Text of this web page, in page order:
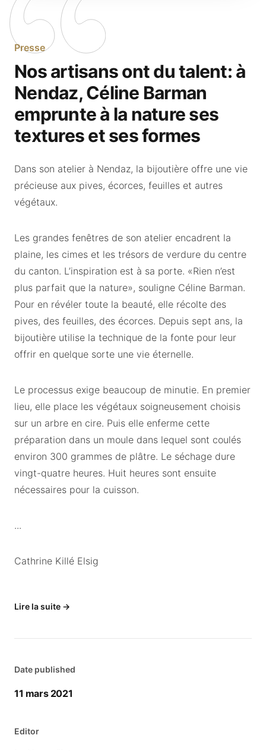
Presse
Nos artisans ont du talent: à
Nendaz, Céline Barman
emprunte à la nature ses
textures et ses formes
Dans son atelier à Nendaz, la bijoutière offre une vie
précieuse aux pives, écorces, feuilles et autres
végétaux.
Les grandes fenêtres de son atelier encadrent la
plaine, les cimes et les trésors de verdure du centre
du canton. L’inspiration est à sa porte. «Rien n’est
plus parfait que la nature», souligne Céline Barman.
Pour en révéler toute la beauté, elle récolte des
pives, des feuilles, des écorces. Depuis sept ans, la
bijoutière utilise la technique de la fonte pour leur
offrir en quelque sorte une vie éternelle.
Le processus exige beaucoup de minutie. En premier
lieu, elle place les végétaux soigneusement choisis
sur un arbre en cire. Puis elle enferme cette
préparation dans un moule dans lequel sont coulés
environ 300 grammes de plâtre. Le séchage dure
vingt-quatre heures. Huit heures sont ensuite
nécessaires pour la cuisson.
...
Cathrine Killé Elsig
Lire la suite →
Date published
11 mars 2021
Editor